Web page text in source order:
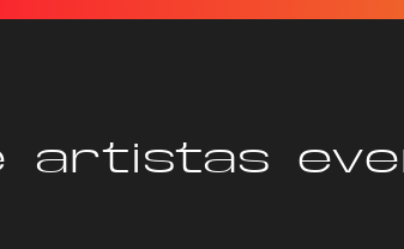
artistas